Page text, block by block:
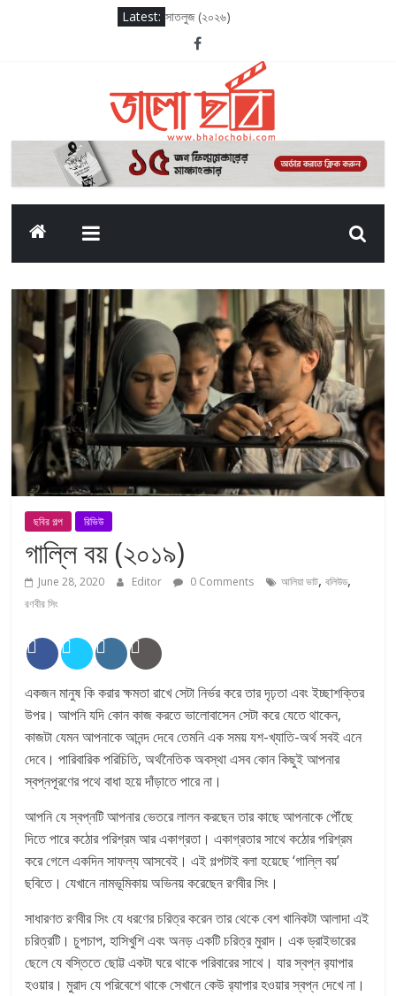
Latest: সাতলুজ (২০২৬)
আদর্শ বাল বিদ্যালয় (২০২৬)
সাকসেশন সিজন থ্রি
লগ আউট (২০২৫)
দ্য ওডিসি (২০২৬)
ছবির গল্প রিভিউ
গাল্লি বয় (২০১৯)
June 28, 2020 Editor 0 Comments আলিয়া ভাট,বলিউড,
রণবীর সিং
একজন মানুষ কি করার ক্ষমতা রাখে সেটা নির্ভর করে তার দৃঢ়তা এবং ইচ্ছাশক্তির
উপর। আপনি যদি কোন কাজ করতে ভালোবাসেন সেটা করে যেতে থাকেন,
কাজটা যেমন আপনাকে আনন্দ দেবে তেমনি এক সময় যশ-খ্যাতি-অর্থ সবই এনে
দেবে। পারিবারিক পরিচিতি, অর্থনৈতিক অবস্থা এসব কোন কিছুই আপনার
স্বপ্নপূরণের পথে বাধা হয়ে দাঁড়াতে পারে না।
আপনি যে স্বপ্নটি আপনার ভেতরে লালন করছেন তার কাছে আপনাকে পৌঁছে
দিতে পারে কঠোর পরিশ্রম আর একাগ্রতা। একাগ্রতার সাথে কঠোর পরিশ্রম
করে গেলে একদিন সাফল্য আসবেই। এই গল্পটাই বলা হয়েছে ‘গাল্লি বয়’
ছবিতে। যেখানে নামভূমিকায় অভিনয় করেছেন রণবীর সিং।
সাধারণত রণবীর সিং যে ধরণের চরিত্র করেন তার থেকে বেশ খানিকটা আলাদা এই
চরিত্রটি। চুপচাপ, হাসিখুশি এবং অনড় একটি চরিত্র মুরাদ। এক ড্রাইভারের
ছেলে যে বস্তিতে ছোট্ট একটা ঘরে থাকে পরিবারের সাথে। যার স্বপ্ন র‌্যাপার
হওয়ার। মুরাদ যে পরিবেশে থাকে সেখানে কেউ র‌্যাপার হওয়ার স্বপ্ন দেখে না।